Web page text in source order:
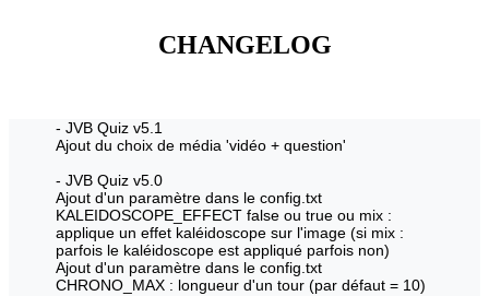
CHANGELOG
- JVB Quiz v5.1
Ajout du choix de média 'vidéo + question'
- JVB Quiz v5.0
Ajout d'un paramètre dans le config.txt
KALEIDOSCOPE_EFFECT false ou true ou mix :
applique un effet kaléidoscope sur l'image (si mix :
parfois le kaléidoscope est appliqué parfois non)
Ajout d'un paramètre dans le config.txt
CHRONO_MAX : longueur d'un tour (par défaut = 10)